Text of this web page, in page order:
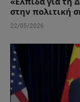
στην πολιτική
22/05/2026